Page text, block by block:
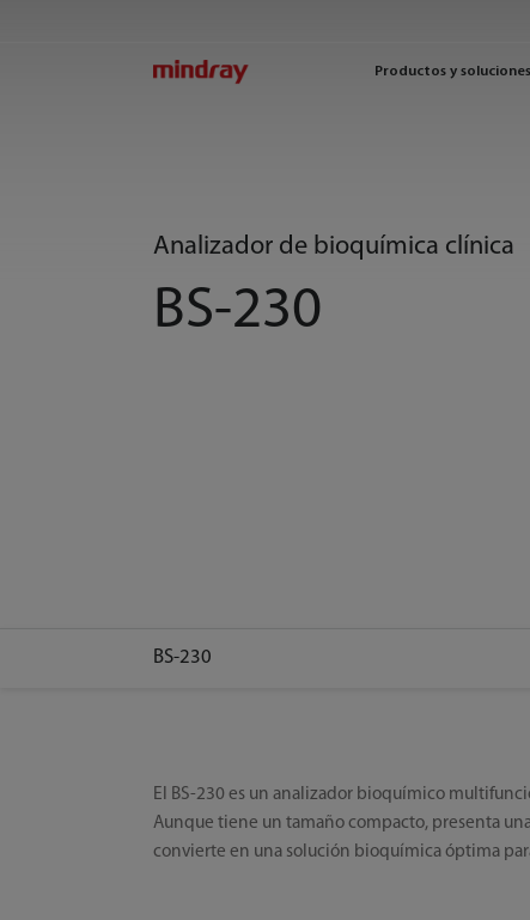
Productos y soluciones
Analizador de bioquímica clínica
BS-230
BS-230
El BS-230 es un analizador bioquímico
Aunque tiene un tamaño compacto, presenta
convierte en una solución bioquímica óptima